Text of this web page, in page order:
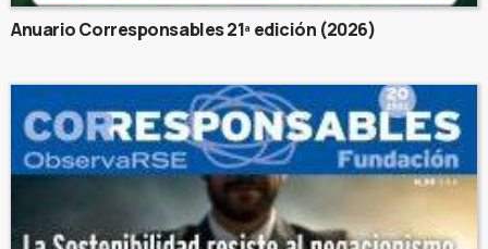
Anuario Corresponsables 21ª edición (2026)